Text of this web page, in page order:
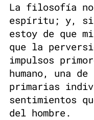
La filosofía
espíritu; y, sin
estoy de que
que la
impulsos
humano, una
primarias
sentimientos
del hombre.